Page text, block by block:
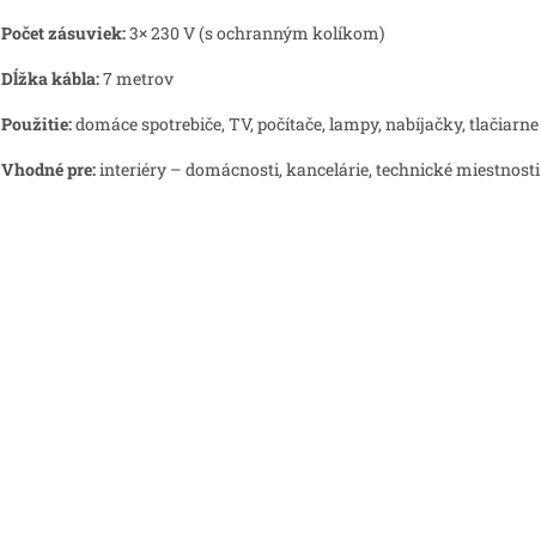
Počet zásuviek:3× 230 V (s ochranným kolíkom)
Dĺžka kábla:7 metrov
Použitie:domáce spotrebiče, TV, počítače, lampy, nabíjačky, tlačiarne
Vhodné pre:interiéry – domácnosti, kancelárie, technické miestnosti